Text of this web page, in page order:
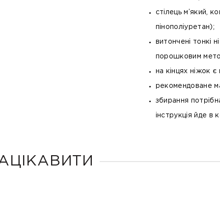
стілець м’який,
пінополіуретан);
витончені тонкі
порошковим
на кінцях ніжок є
рекомендоване
збирання
інструкція йде в